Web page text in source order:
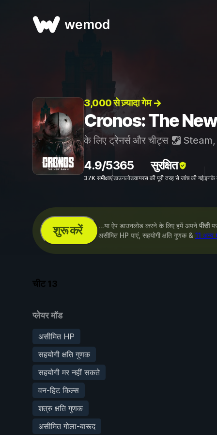
wemod
3,000 से ज़्यादा गेम →
Cronos: The New
के लिए ट्रेनर्स और चीट्स Steam
4.9/5
37K समीक्षाएं
365
डाउनलोड
सुरक्षित
वायरस की पूरी तरह से जांच की गईइनके
शुरू करें ...या ऐप डाउनलोड करने के लिए हमें अपने पीसी
असीमित HP पाएं, सहयोगी क्षति गुणक & 11 अन्य
चीट 13
प्लेयर मॉड
असीमित HP
सहयोगी क्षति गुणक
सहयोगी मर नहीं सकते
वन-हिट किल्स
शत्रु क्षति गुणक
असीमित गोला-बारूद